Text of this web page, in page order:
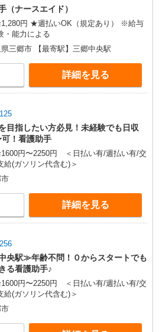
（ナースエイド）
円 ★週払いOK（規定あり） ※給与
・能力による
三郷市 【最寄駅】三郷中央駅
詳細を見る
目指したい方必見！未経験でも日収
！看護助手
1600円〜2250円 ＜日払い有/週払い有/交
給(ガソリン代含む)＞
詳細を見る
央駅≫年齢不問！０からスタートでも
る看護助手♪
1600円〜2250円 ＜日払い有/週払い有/交
給(ガソリン代含む)＞